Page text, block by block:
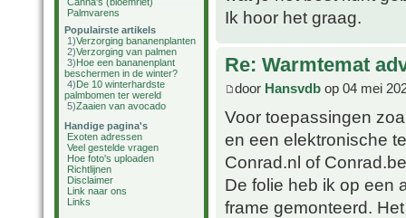
Palmvarens
Populairste artikels
1)Verzorging bananenplanten
2)Verzorging van palmen
3)Hoe een bananenplant
beschermen in de winter?
4)De 10 winterhardste
palmbomen ter wereld
5)Zaaien van avocado
Handige pagina's
Exoten adressen
Veel gestelde vragen
Hoe foto's uploaden
Richtlijnen
Disclaimer
Link naar ons
Links
Ik hoor het graag.
Re: Warmtemat
door Hansvdb op 04 mei
Voor toepassingen
en een elektronische
Conrad.nl of
De folie heb ik op een
frame gemonteerd.